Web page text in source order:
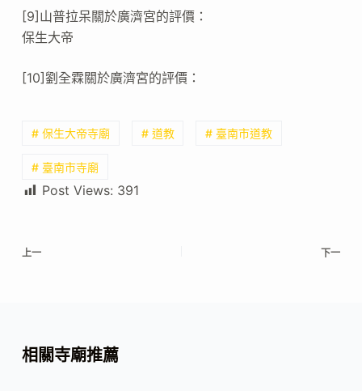
[9]山普拉呆關於廣濟宮的評價：
保生大帝
[10]劉全霖關於廣濟宮的評價：
# 保生大帝寺廟 # 道教 # 臺南市道教
# 臺南市寺廟
Post Views: 391
上一 下一
相關寺廟推薦